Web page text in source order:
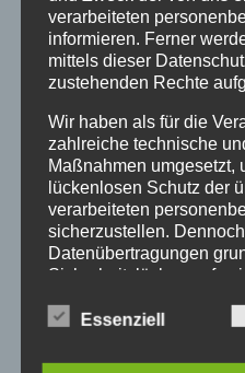
Jobangebot
verarbeiteten
informieren. Ferner
mittels dieser
zustehenden Rechte
Wir haben als für die
zahlreiche technische
Maßnahmen umgesetzt,
lückenlosen Schutz der
verarbeiteten
sicherzustellen.
Datenübertragungen
Sicherheitslücken
diesem Grund steht es
alternativen Wegen,
Essenziell